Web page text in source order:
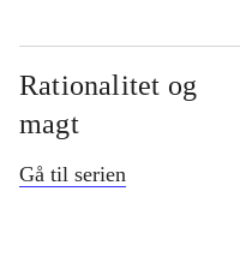
Rationalitet og
magt
Gå til serien